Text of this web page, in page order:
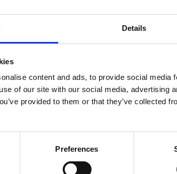
Details
content and ads, to provide social media
of our site with our social media, advertising
provided to them or that they’ve collected
Preferences
und -muster.
der Richtlinien
Fußabdruck.
passt.
unserer Tools.
Ihr Unternehmen.